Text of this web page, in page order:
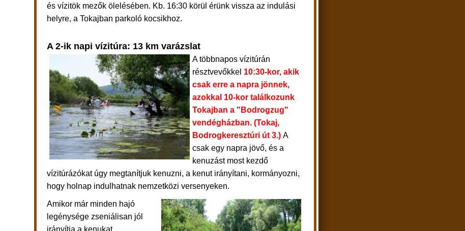
és vízitök mezők ölelésében. Kb. 16:30 körül érünk vissza az indulási
helyre, a Tokajban parkoló kocsikhoz.
A 2-ik napi vízitúra: 13 km varázslat
A többnapos vízitúrán
résztvevőkkel 10:30-kor, akik
csak erre a napra jönnek,
azokkal 10-kor találkozunk
Tokajban a "Bodrogzug"
vendégházban. (Tokaj,
Bodrogkeresztúri út 3.) A
csak egy napra jövő, és a
kenuzást most kezdő
vízitúrázókat úgy megtanítjuk kenuzni, a kenut irányítani, kormányozni,
hogy holnap indulhatnak nemzetközi versenyeken.
Amikor már minden hajó
legénysége zseniálisan jól
irányítja a kenukat,